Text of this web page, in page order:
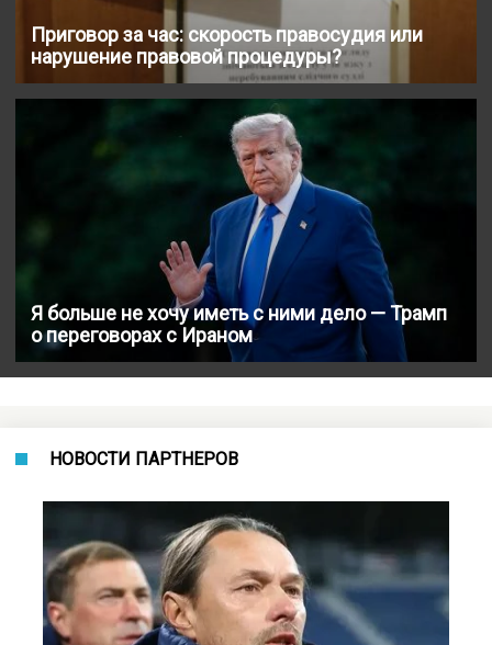
Приговор за час: скорость правосудия или
нарушение правовой процедуры?
Я больше не хочу иметь с ними дело — Трамп
о переговорах с Ираном
НОВОСТИ ПАРТНЕРОВ